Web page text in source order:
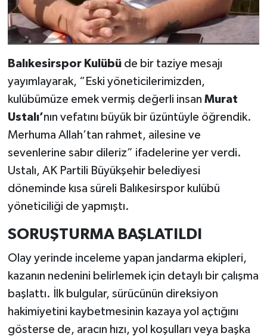
Balıkesirspor Kulübü de bir taziye mesajı
yayımlayarak, “Eski yöneticilerimizden,
kulübümüze emek vermiş değerli insan Murat
Ustalı’nın vefatını büyük bir üzüntüyle öğrendik.
Merhuma Allah’tan rahmet, ailesine ve
sevenlerine sabır dileriz” ifadelerine yer verdi.
Ustalı, AK Partili Büyükşehir belediyesi
döneminde kısa süreli Balıkesirspor kulübü
yöneticiliği de yapmıştı.
SORUŞTURMA BAŞLATILDI
Olay yerinde inceleme yapan jandarma ekipleri,
kazanın nedenini belirlemek için detaylı bir çalışma
başlattı. İlk bulgular, sürücünün direksiyon
hakimiyetini kaybetmesinin kazaya yol açtığını
gösterse de, aracın hızı, yol koşulları veya başka